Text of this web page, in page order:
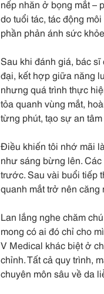
nếp nhăn ở bọng mắt –
do tuổi tác, tác động
phần phản ánh sức
Sau khi đánh giá, bác
đại, kết hợp giữa năng
nhưng quá trình thực
tỏa quanh vùng mắt,
từng phút, tạo sự an
Điều khiến tôi nhớ mãi
như sáng bừng lên.
trước. Sau vài buổi tiếp
quanh mắt trở nên căng
Lan lắng nghe chăm
mong có ai đó chỉ cho
V Medical khác biệt ở
chỉnh. Tất cả quy trình,
chuyên môn sâu về da